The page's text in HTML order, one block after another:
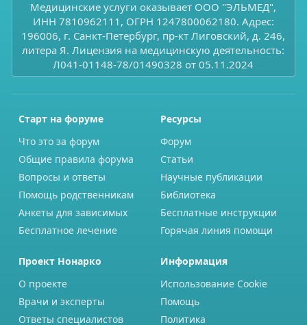
Медицинские услуги оказывает ООО "ЭЛЬМЕД",
ИНН 7810962111, ОГРН 1247800062180. Адрес:
196006, г. Санкт-Петербург, пр-кт Лиговский, д. 246,
литера Я. Лицензия на медицинскую деятельность:
Л041-01148-78/01490328 от 05.11.2024
Старт на форуме
Что это за форум
Общие правила форума
Вопросы и ответы
Помощь родственникам
Анкеты для зависимых
Бесплатное лечение
Ресурсы
Форум
Статьи
Научные публикации
Библиотека
Бесплатные инструкции
Горячая линия помощи
Проект Нонарко
О проекте
Врачи и эксперты
Ответы специалистов
Информация
Использование Cookie
Помощь
Политика